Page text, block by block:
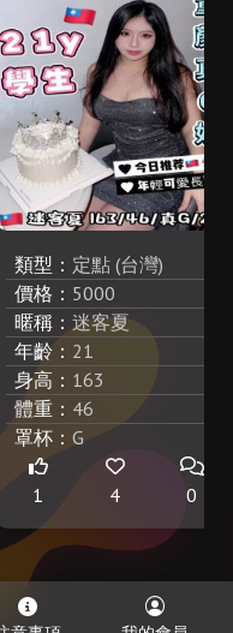
類型： 定點 (台灣)
價格： 5000
暱稱： 迷客夏
年齡： 21
身高： 163
體重： 46
罩杯： G
1 4 0